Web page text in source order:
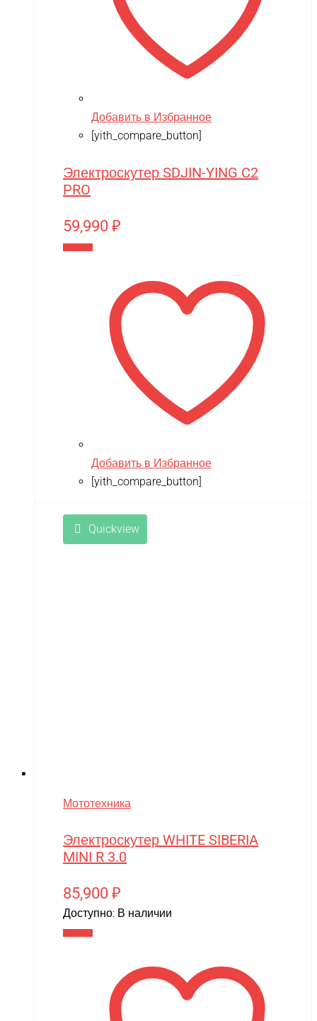
Добавить в Избранное
[yith_compare_button]
Электроскутер SDJIN-YING C2
PRO
59,990 ₽
Добавить в Избранное
[yith_compare_button]
Quickview
Мототехника
Электроскутер WHITE SIBERIA
MINI R 3.0
85,900 ₽
Доступно: В наличии